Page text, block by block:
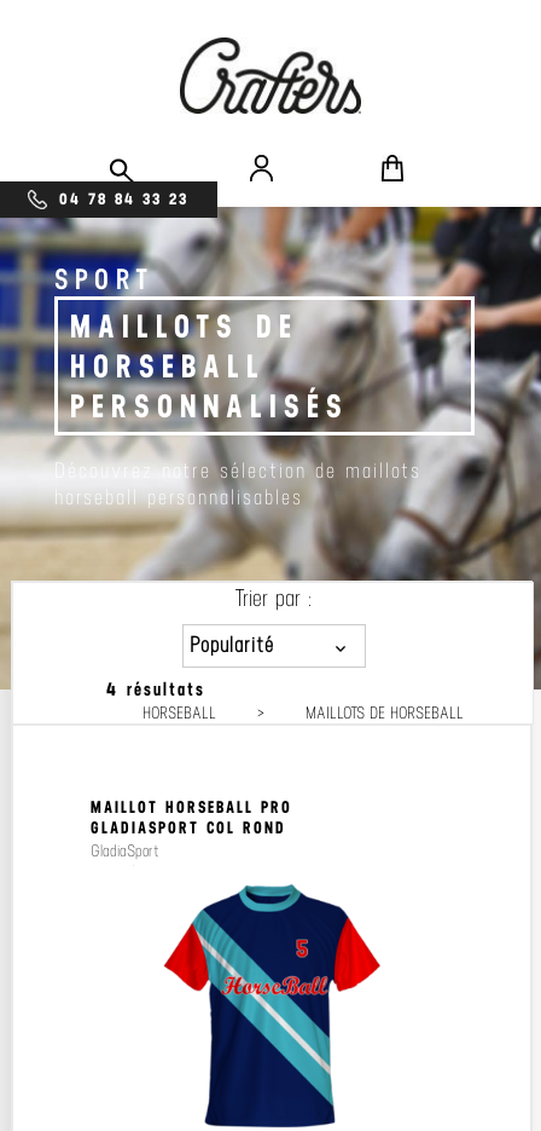
04 78 84 33 23
SPORT
MAILLOTS DE
HORSEBALL
PERSONNALISÉS
Découvrez notre sélection de maillots
horseball personnalisables
4 résultats
HORSEBALL > MAILLOTS DE HORSEBALL
Trier par :
Popularité
Prix décroissant
MAILLOT HORSEBALL PRO
GLADIASPORT COL ROND
GladiaSport